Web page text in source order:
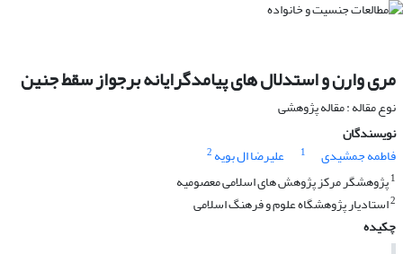
مری وارن و استدلال های پیامدگرایانه برجواز سقط جنین
نوع مقاله : مقاله پژوهشی
نویسندگان
فاطمه جمشیدی
1 علیرضا ال بویه 2
1پژوهشگر مرکز پژوهش های اسلامی معصومیه
2استادیار پژوهشگاه علوم و فرهنگ اسلامی
چکیده